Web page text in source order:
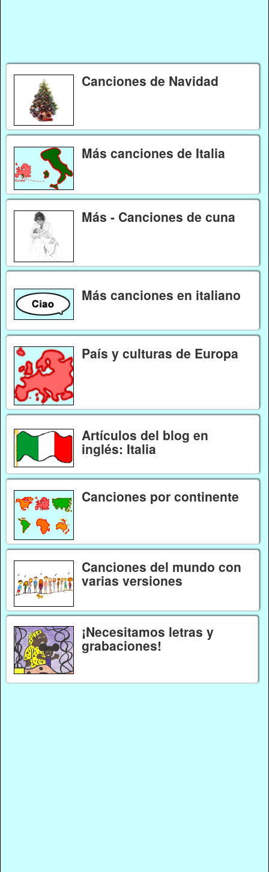
Canciones de Navidad
Más canciones de Italia
Más - Canciones de cuna
Más canciones en italiano
País y culturas de Europa
Artículos del blog en
inglés: Italia
Canciones por continente
Canciones del mundo con
varias versiones
¡Necesitamos letras y
grabaciones!